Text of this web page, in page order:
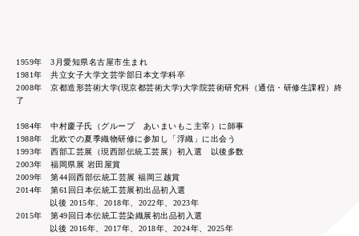
1959年 3月愛知県名古屋市生まれ
1981年 共立女子大学文芸学部日本文学科卒
2008年 京都造形芸術大学(現京都芸術大学)大学院芸術研究科（通信・研修生課程）終
了
1984年 中村慶子氏（グループ あいまいもこ主宰）に師事
1988年 北欧での夏季織物研修に参加し「浮織」に出会う
1993年 西部工芸展（現西部伝統工芸展）初入選 以後多数
2003年 福岡県展 岩田屋賞
2009年 第44回西部伝統工芸展 福岡三越賞
2014年 第61回日本伝統工芸展初出品初入選
以後 2015年、2018年、2022年、2023年
2015年 第49回日本伝統工芸染織展初出品初入選
以後 2016年、2017年、2018年、2024年、2025年